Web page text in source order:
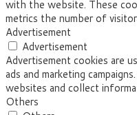
with the website. These
metrics the number of
Advertisement
Advertisement
Advertisement cookies are
ads and marketing
websites and collect
Others